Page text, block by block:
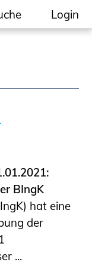
Login
BIngK
hat eine
der
...